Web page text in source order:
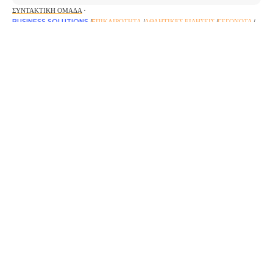
ΣΥΝΤΑΚΤΙΚΉ ΟΜΆΔΑ
BUSINESS SOLUTIONS EΠΙΚΑΙΡΌΤΗΤΑ ΑΘΛΗΤΙΚΈΣ ΕΙΔΉΣΕΙΣ ΓΕΓΟΝΌΤΑ